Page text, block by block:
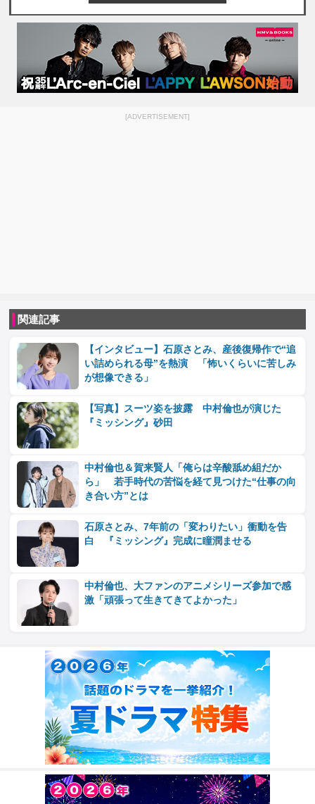
[ADVERTISEMENT]
関連記事
【インタビュー】石原さとみ、産後復帰作で“追
い詰められる母”を熱演 「怖いくらいに苦しみ
が想像できる」
【写真】スーツ姿を披露 中村倫也が演じた
『ミッシング』砂田
中村倫也＆賀来賢人「俺らは辛酸舐め組だか
ら」 若手時代の苦悩を経て見つけた“仕事の向
き合い方”とは
石原さとみ、7年前の「変わりたい」衝動を告
白 『ミッシング』完成に瞳潤ませる
中村倫也、大ファンのアニメシリーズ参加で感
激「頑張って生きてきてよかった」